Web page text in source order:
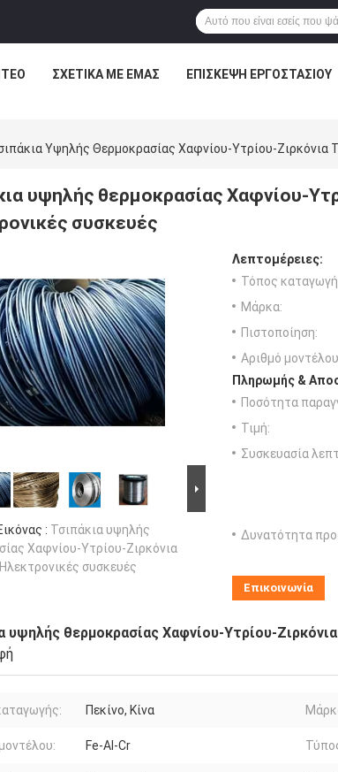
ΣΧΕΤΙΚΆ ΜΕ ΕΜΆΣ ΕΠΙΣΚΕΨΉ ΕΡΓΟΣΤΑΣΊΟΥ
Υψηλής Θερμοκρασίας Χαφνίου-Υτρίου-Ζιρκόνια
υψηλής θερμοκρασίας Χαφνίου-
συσκευές
: Τσιπάκια υψηλής
Χαφνίου-Υτρίου-Ζιρκόνια
συσκευές
Λεπτομέρειες:
Τόπος
Μάρκα:
Πιστοποίηση:
Αριθμό
Πληρωμής &
Ποσότητα
Τιμή:
Συσκευασία
Δυνατότητα
Επικοινωνία
υψηλής θερμοκρασίας Χαφνίου-Υτρίου-
Πεκίνο, Κίνα
Fe-Al-Cr